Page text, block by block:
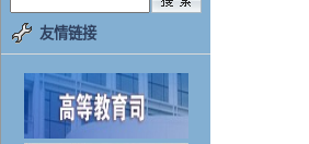
友情链接